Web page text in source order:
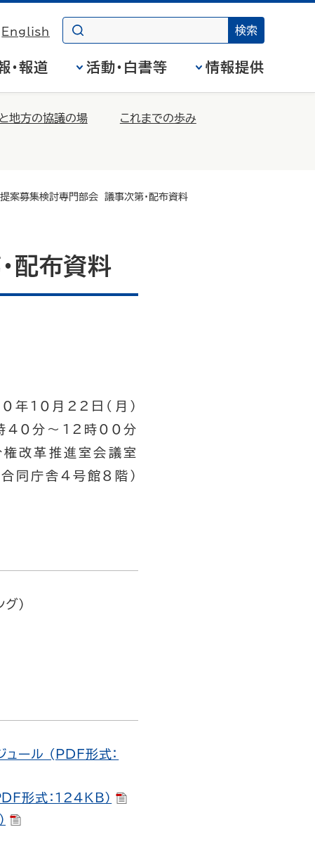
English
・報道 活動・白書等 情報提供
地方の協議の場 これまでの歩み
案募集検討専門部会 議事次第・配布資料
配布資料
年10月22日(月)
40分～12時00分
権改革推進室会議室
合同庁舎４号館８階）
）
ュール (PDF形式：
形式：124KB）